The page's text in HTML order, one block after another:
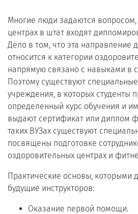
Многие люди задаются
центрах в штат входят
Дело в том, что эта направление
относится к категории
напрямую связано с навыками в
Поэтому существуют
учреждения, в которых студенты
определенный курс обучения и
выдают сертификат или диплом
таких ВУЗах существуют
посвящены подготовке
оздоровительных центрах и
Практические основы, которыми
будущие инструкторов:
Оказание первой помощи.